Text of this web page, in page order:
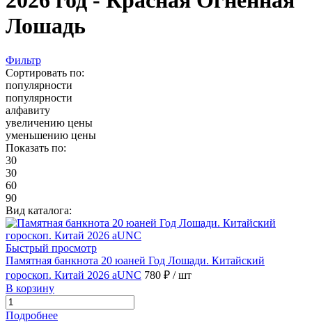
Лошадь
Фильтр
Сортировать по:
популярности
популярности
алфавиту
увеличению цены
уменьшению цены
Показать по:
30
30
60
90
Вид каталога:
Быстрый просмотр
Памятная банкнота 20 юаней Год Лошади. Китайский
гороскоп. Китай 2026 aUNC 780 ₽ / шт
В корзину
Подробнее